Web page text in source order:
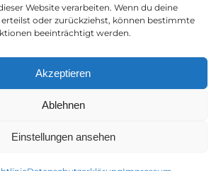
Website verarbeiten. Wenn du deine
oder zurückziehst, können bestimmte
beeinträchtigt werden.
Akzeptieren
Ablehnen
Einstellungen ansehen
Solutions
36, 90441 Nürnberg